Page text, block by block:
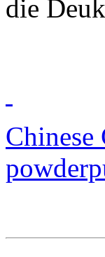
die
Chinese